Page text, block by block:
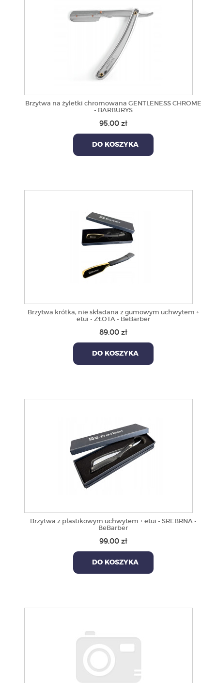
Brzytwa na żyletki chromowana GENTLENESS CHROME
- BARBURYS
95,00 zł
DO KOSZYKA
Brzytwa krótka, nie składana z gumowym uchwytem +
etui - ZŁOTA - BeBarber
89,00 zł
DO KOSZYKA
Brzytwa z plastikowym uchwytem + etui - SREBRNA -
BeBarber
99,00 zł
DO KOSZYKA